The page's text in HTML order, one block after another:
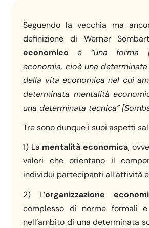
Seguendo la vecchia ma
definizione di Werner
economico è “una forma
economia, cioè una determinata
della vita economica nel cui
determinata mentalità
una determinata tecnica”
Tre sono dunque i suoi aspetti
1) La mentalità economica,
valori che orientano il
individui partecipanti all’attività
2) L’organizzazione
complesso di norme formali
nell’ambito di una determinata